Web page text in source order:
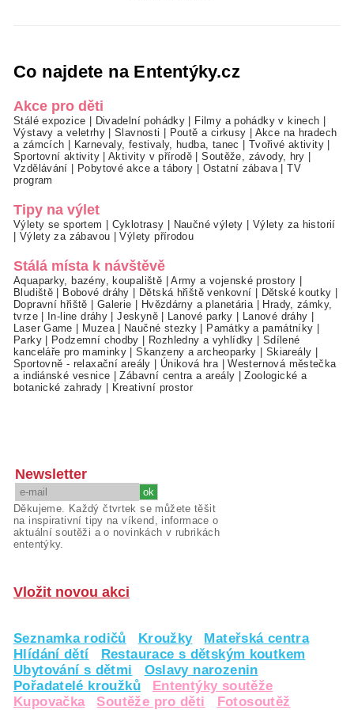
Co najdete na Ententýky.cz
Akce pro děti
Stálé expozice Divadelní pohádky Filmy a pohádky v kinech
Výstavy a veletrhy|Slavnosti Poutě a cirkusy
Akce na hradech
a zámcích
Karnevaly, festivaly, hudba, tanec Tvořivé aktivity
Sportovní aktivity|Aktivity v přírodě |Soutěže, závody, hry
Vzdělávání
Pobytové akce a tábory Ostatní zábava|TV
program
Tipy na výlet
Výlety se sportem Cyklotrasy Naučné výlety
Výlety za historií
Výlety za zábavou |Výlety přírodou
Stálá místa k návštěvě
Aquaparky, bazény, koupaliště |Army a vojenské prostory
Bludiště
Bobové dráhy Dětská hřiště venkovní Dětské koutky
Dopravní hřiště
Galerie Hvězdárny a planetária|
Hrady, zámky,
tvrze| In-line dráhy |Jeskyně| Lanové parky Lanové dráhy
Laser Game
Muzea| Naučné stezky Památky a památníky
Parky| Podzemní chodby Rozhledny a vyhlídky
Sdílené
kanceláře pro maminky |Skanzeny a archeoparky Skiareály
Sportovně - relaxační areály
Úniková hra|Westernová městečka
a indiánské vesnice |Zábavní centra a areály |Zoologické a
botanické zahrady
Kreativní prostor
Newsletter
Děkujeme. Každý čtvrtek se můžete těšit
na inspirativní tipy na víkend, informace o
aktuální soutěži a o novinkách v rubrikách
ententýky.
Vložit novou akci
Seznamka rodičů Kroužky
Mateřská centra
Hlídání dětí
Restaurace s dětským koutkem
Ubytování s dětmi
Oslavy narozenin
Pořadatelé kroužků
Ententýky soutěže
Kupovačka
Soutěže pro děti Fotosoutěž